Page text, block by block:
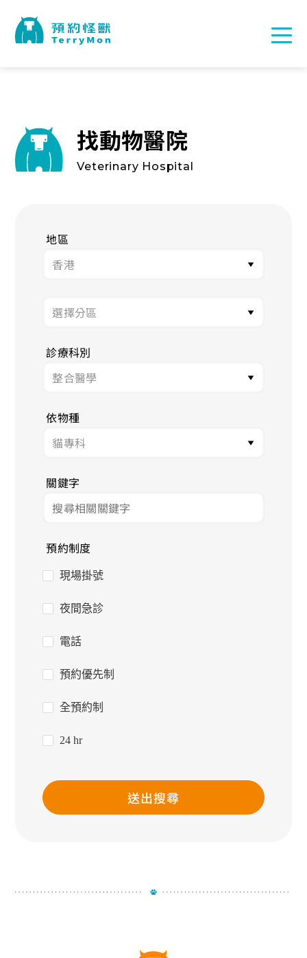
找動物醫院
Veterinary Hospital
地區
診療科別
依物種
關鍵字
預約制度
現場掛號
夜間急診
電話
預約優先制
全預約制
24 hr
送出搜尋